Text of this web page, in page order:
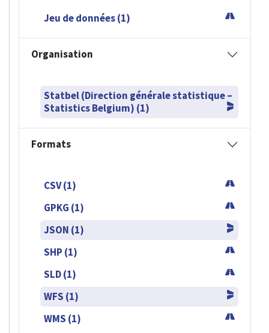
Jeu de données (1)
Organisation
Statbel (Direction générale statistique –
Statistics Belgium) (1)
Formats
CSV (1)
GPKG (1)
JSON (1)
SHP (1)
SLD (1)
WFS (1)
WMS (1)